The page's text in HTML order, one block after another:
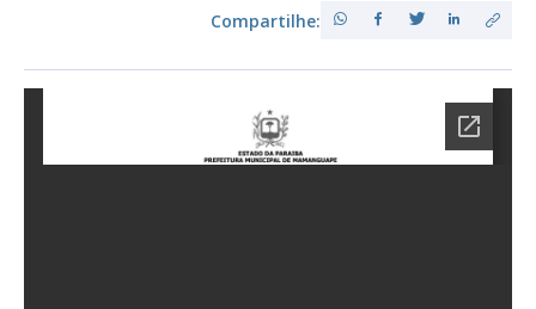
Compartilhe: